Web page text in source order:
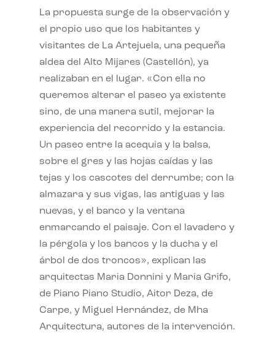
La propuesta surge de la observación y
el propio uso que los habitantes y
visitantes de La Artejuela, una pequeña
aldea del Alto Mijares (Castellón), ya
realizaban en el lugar. «Con ella no
queremos alterar el paseo ya existente
sino, de una manera sutil, mejorar la
experiencia del recorrido y la estancia.
Un paseo entre la acequia y la balsa,
sobre el gres y las hojas caídas y las
tejas y los cascotes del derrumbe; con la
almazara y sus vigas, las antiguas y las
nuevas, y el banco y la ventana
enmarcando el paisaje. Con el lavadero y
la pérgola y los bancos y la ducha y el
árbol de dos troncos», explican las
arquitectas Maria Donnini y Maria Grifo,
de Piano Piano Studio, Aitor Deza, de
Carpe, y Miguel Hernández, de Mha
Arquitectura, autores de la intervención.